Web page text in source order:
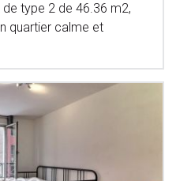
type 2 de 46.36 m2,
quartier calme et